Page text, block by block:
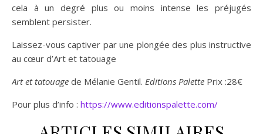
cela à un degré plus ou moins intense les préjugés
semblent persister.
Laissez-vous captiver par une plongée des plus instructive
au cœur d’Art et tatouage
Art et tatouage de Mélanie Gentil. Editions Palette Prix :28€
Pour plus d’info : https://www.editionspalette.com/